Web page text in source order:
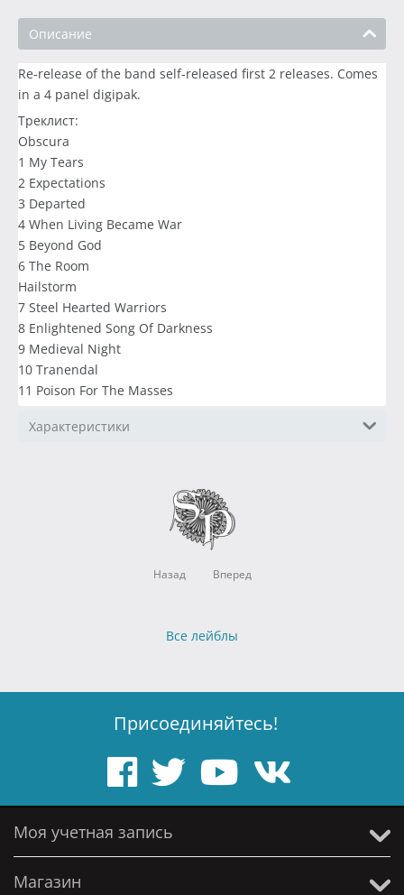
Описание
Re-release of the band self-released first 2 releases. Comes
in a 4 panel digipak.
Треклист:
Obscura
1 My Tears
2 Expectations
3 Departed
4 When Living Became War
5 Beyond God
6 The Room
Hailstorm
7 Steel Hearted Warriors
8 Enlightened Song Of Darkness
9 Medieval Night
10 Tranendal
11 Poison For The Masses
Характеристики
Назад Вперед
Все лейблы
Присоединяйтесь!
Моя учетная запись
Магазин